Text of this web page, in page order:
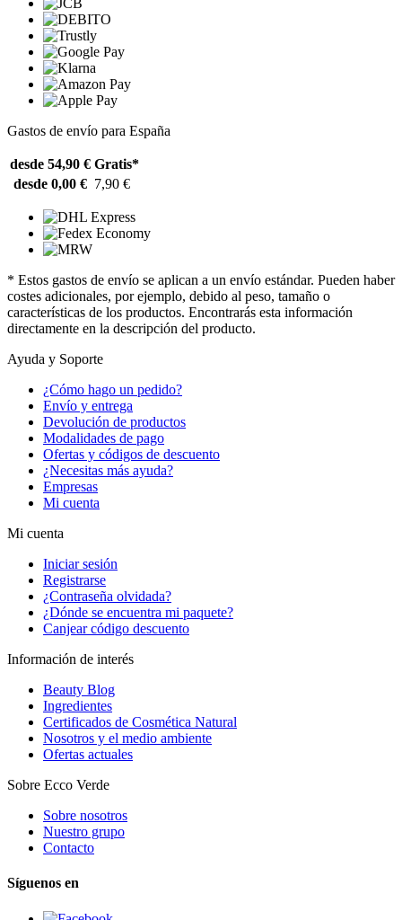
Gastos de envío para España
desde 54,90 € Gratis*
desde 0,00 € 7,90 €
* Estos gastos de envío se aplican a un envío estándar. Pueden haber
costes adicionales, por ejemplo, debido al peso, tamaño o
características de los productos. Encontrarás esta información
directamente en la descripción del producto.
Ayuda y Soporte
¿Cómo hago un pedido?
Envío y entrega
Devolución de productos
Modalidades de pago
Ofertas y códigos de descuento
¿Necesitas más ayuda?
Empresas
Mi cuenta
Mi cuenta
Iniciar sesión
Registrarse
¿Contraseña olvidada?
¿Dónde se encuentra mi paquete?
Canjear código descuento
Información de interés
Beauty Blog
Ingredientes
Certificados de Cosmética Natural
Nosotros y el medio ambiente
Ofertas actuales
Sobre Ecco Verde
Sobre nosotros
Nuestro grupo
Contacto
Síguenos en